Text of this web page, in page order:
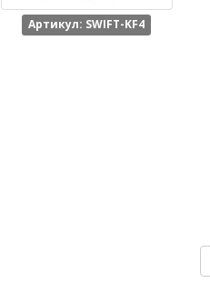
Артикул: SWIFT-KF4